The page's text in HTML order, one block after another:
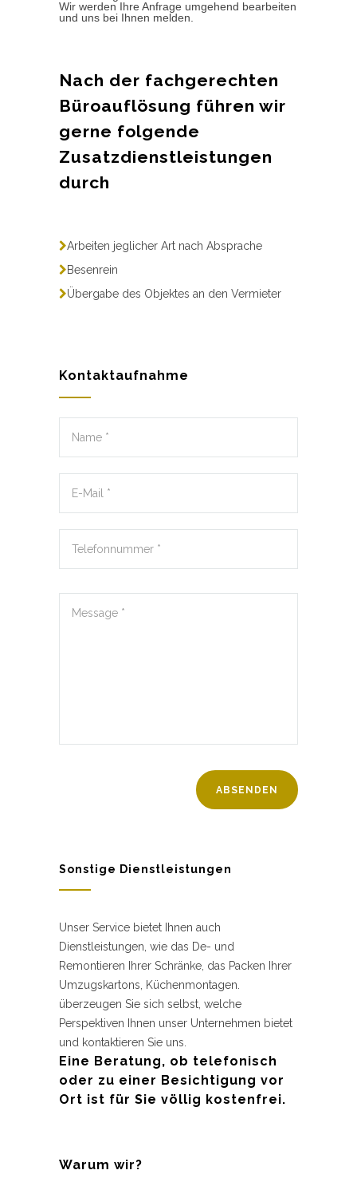
Wir werden Ihre Anfrage umgehend bearbeiten
und uns bei Ihnen melden.
Nach der fachgerechten
Büroauflösung führen wir
gerne folgende
Zusatzdienstleistungen
durch
Arbeiten jeglicher Art nach Absprache
Besenrein
Übergabe des Objektes an den Vermieter
Kontaktaufnahme
Sonstige Dienstleistungen
Unser Service bietet Ihnen auch
Dienstleistungen, wie das De- und
Remontieren Ihrer Schränke, das Packen Ihrer
Umzugskartons, Küchenmontagen.
überzeugen Sie sich selbst, welche
Perspektiven Ihnen unser Unternehmen bietet
und kontaktieren Sie uns.
Eine Beratung, ob telefonisch
oder zu einer Besichtigung vor
Ort ist für Sie völlig kostenfrei.
Warum wir?